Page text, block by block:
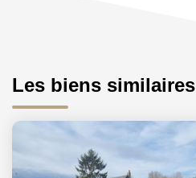
Les biens similaires